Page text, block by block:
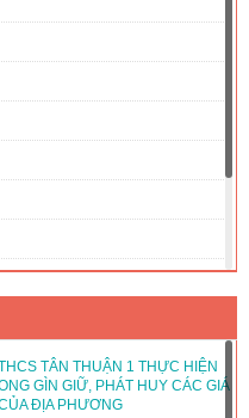
TÂN THUẬN 1 THỰC HIỆN
GÌN GIỮ, PHÁT HUY CÁC GIÁ
ĐỊA PHƯƠNG